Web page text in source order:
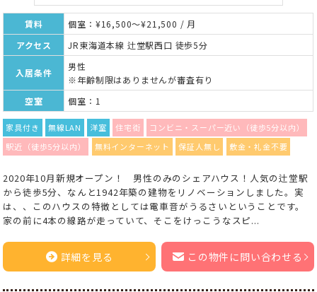
賃料
個室：¥16,500～¥21,500 / 月
アクセス
JR東海道本線 辻堂駅西口 徒歩5分
入居条件
男性
※年齢制限はありませんが審査有り
空室
個室：1
家具付き 無線LAN 洋室 住宅街
コンビニ・スーパー近い（徒歩5分以内）
駅近（徒歩5分以内）
無料インターネット 保証人無し 敷金・礼金不要
2020年10月新規オープン！ 男性のみのシェアハウス！人気の辻堂駅
から徒歩5分、なんと1942年築の建物をリノベーションしました。実
は、、このハウスの特徴としては電車音がうるさいということです。
家の前に4本の線路が走っていて、そこをけっこうなスピ...
詳細を見る この物件に問い合わせる